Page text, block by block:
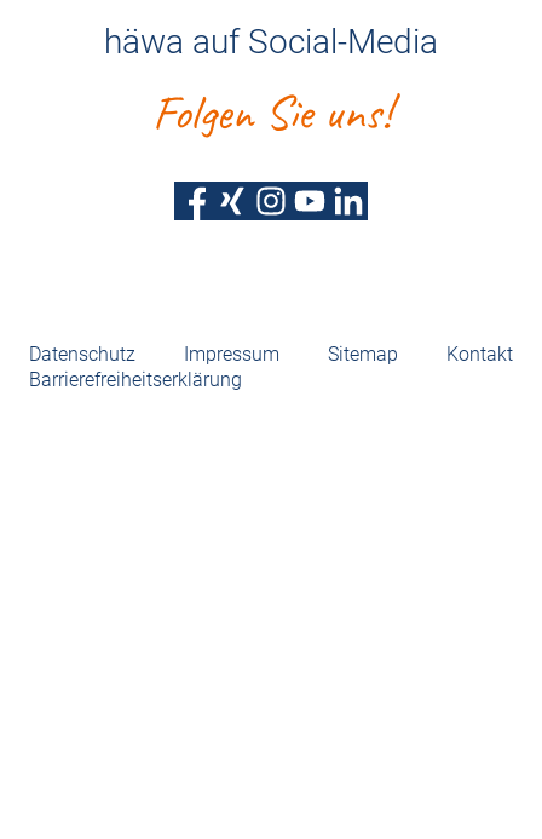
häwa auf Social-Media
Folgen Sie uns!
Datenschutz Impressum Sitemap
Kontakt
Barrierefreiheitserklärung